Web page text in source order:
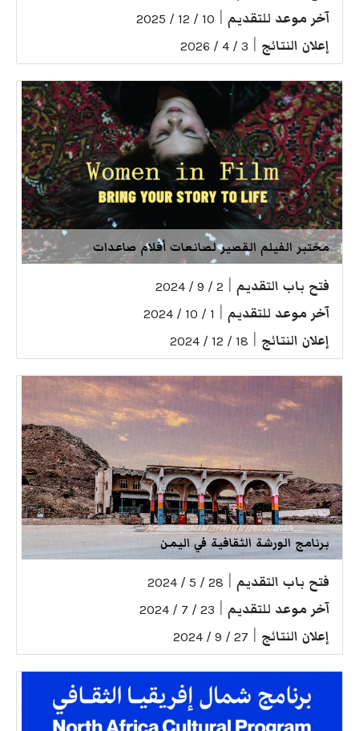
آخر موعد للتقديم 10 / 12 / 2025
إعلان النتائج 3 / 4 / 2026
مختبر الفيلم القصير لصانعات أفلام صاعدات
فتح باب التقديم 2 / 9 / 2024
آخر موعد للتقديم 1 / 10 / 2024
إعلان النتائج 18 / 12 / 2024
برنامج الورشة الثقافية في اليمن
فتح باب التقديم 28 / 5 / 2024
آخر موعد للتقديم 23 / 7 / 2024
إعلان النتائج 27 / 9 / 2024